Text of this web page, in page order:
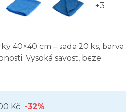
+3
40×40 cm – sada 20 ks, barva
Vysoká savost, beze
Kč -32%